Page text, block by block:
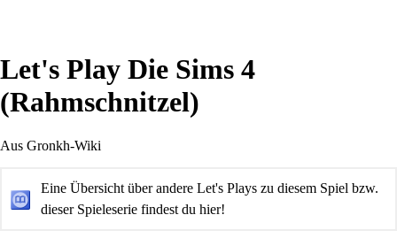
Let's Play Die Sims 4
(Rahmschnitzel)
Aus Gronkh-Wiki
Eine Übersicht über andere Let's Plays zu diesem Spiel bzw.
dieser Spieleserie findest du hier!